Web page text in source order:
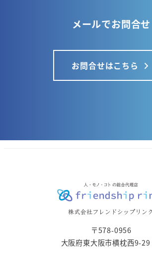
メールでお問合せ
お問合せはこちら
〒578-0956
大阪府東大阪市横枕西9-